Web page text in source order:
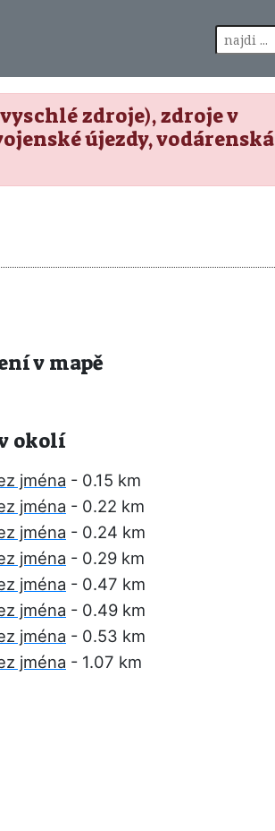
zdroje), zdroje v
újezdy, vodárenská
v mapě
okolí
jména - 0.15 km
jména - 0.22 km
jména - 0.24 km
jména - 0.29 km
jména - 0.47 km
jména - 0.49 km
jména - 0.53 km
jména - 1.07 km